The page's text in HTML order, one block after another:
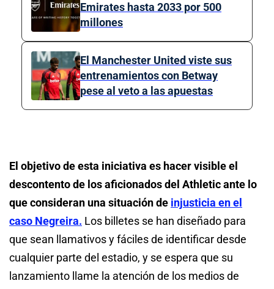
Emirates hasta 2033 por 500
millones
El Manchester United viste sus
entrenamientos con Betway
pese al veto a las apuestas
El objetivo de esta iniciativa es hacer visible el
descontento de los aficionados del Athletic ante lo
que consideran una situación de injusticia en el
caso Negreira. Los billetes se han diseñado para
que sean llamativos y fáciles de identificar desde
cualquier parte del estadio, y se espera que su
lanzamiento llame la atención de los medios de